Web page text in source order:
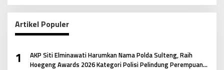
Artikel Populer
1
AKP Siti Elminawati Harumkan Nama Polda Sulteng, Raih
Hoegeng Awards 2026 Kategori Polisi Pelindung Perempuan